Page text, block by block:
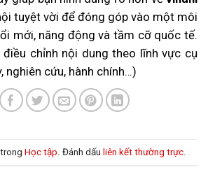
tuyệt vời để đóng góp vào một môi
mới, năng động và tầm cỡ quốc tế.
điều chỉnh nội dung theo lĩnh vực cụ
nghiên cứu, hành chính…)
Học tập . Đánh dấu liên kết thường trực